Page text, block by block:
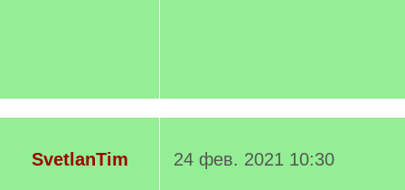
SvetlanTim 24 фев. 2021 10:30